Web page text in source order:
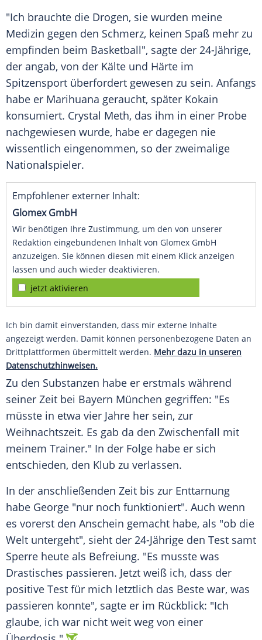
"Ich brauchte die Drogen, sie wurden meine
Medizin gegen den Schmerz, keinen Spaß mehr zu
empfinden beim Basketball", sagte der 24-Jährige,
der angab, von der Kälte und Härte im
Spitzensport überfordert gewesen zu sein. Anfangs
habe er Marihuana geraucht, später Kokain
konsumiert. Crystal Meth, das ihm in einer Probe
nachgewiesen wurde, habe er dagegen nie
wissentlich eingenommen, so der zweimalige
Nationalspieler.
Empfohlener externer Inhalt:
Glomex GmbH
Wir benötigen Ihre Zustimmung, um den von unserer
Redaktion eingebundenen Inhalt von Glomex GmbH
anzuzeigen. Sie können diesen mit einem Klick anzeigen
lassen und auch wieder deaktivieren.
jetzt aktivieren
Ich bin damit einverstanden, dass mir externe Inhalte
angezeigt werden. Damit können personenbezogene Daten an
Drittplattformen übermittelt werden. Mehr dazu in unseren
Datenschutzhinweisen.
Zu den Substanzen habe er erstmals während
seiner Zeit bei Bayern München gegriffen: "Es
müsste in etwa vier Jahre her sein, zur
Weihnachtszeit. Es gab da den Zwischenfall mit
meinem Trainer." In der Folge habe er sich
entschieden, den Klub zu verlassen.
In der anschließenden Zeit bis zur Enttarnung
habe George "nur noch funktioniert". Auch wenn
es vorerst den Anschein gemacht habe, als "ob die
Welt untergeht", sieht der 24-Jährige den Test samt
Sperre heute als Befreiung. "Es musste was
Drastisches passieren. Jetzt weiß ich, dass der
positive Test für mich letztlich das Beste war, was
passieren konnte", sagte er im Rückblick: "Ich
glaube, ich war nicht weit weg von einer